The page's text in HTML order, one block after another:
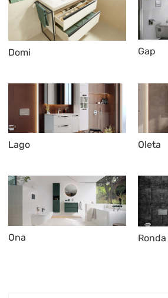
Domi Gap
Lago Oleta
Ona Ronda